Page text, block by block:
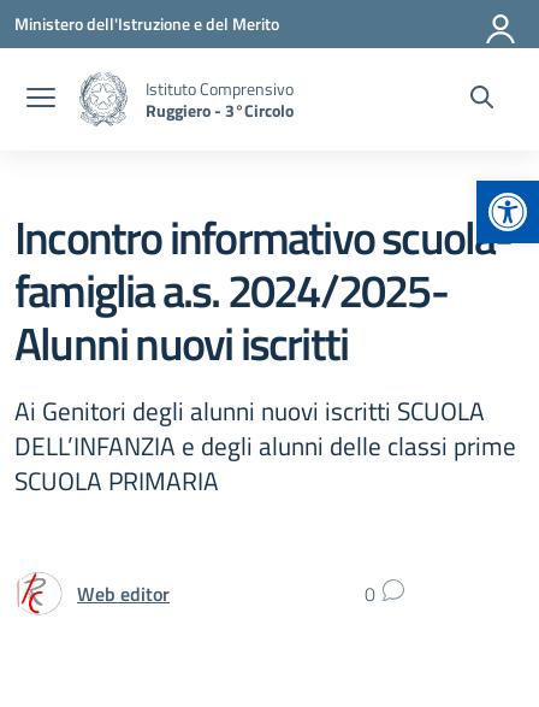
Vai ai contenuti
Vai al menu di navigazione
Vai al footer
Ministero dell'Istruzione e del Merito
Istituto Comprensivo
Ruggiero - 3°Circolo
Incontro informativo scuola-
famiglia a.s. 2024/2025-
Alunni nuovi iscritti
Ai Genitori degli alunni nuovi iscritti SCUOLA
DELL’INFANZIA e degli alunni delle classi prime
SCUOLA PRIMARIA
Web editor 0